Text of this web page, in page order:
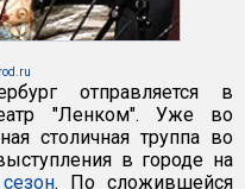
отправляется в
"Ленком". Уже во
столичная труппа во
в городе на
. По сложившейся